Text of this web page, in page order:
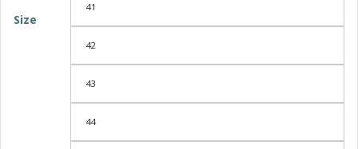
Size
41
42
43
44